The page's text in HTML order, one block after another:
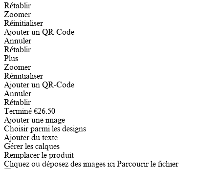
Rétablir
Zoomer
Réinitialiser
Ajouter un QR-Code
Annuler
Rétablir
Plus
Zoomer
Réinitialiser
Ajouter un QR-Code
Annuler
Rétablir
Terminé €26.50
Ajouter une image
Choisir parmi les designs
Ajouter du texte
Gérer les calques
Remplacer le produit
Cliquez ou déposez des images ici Parcourir le fichier